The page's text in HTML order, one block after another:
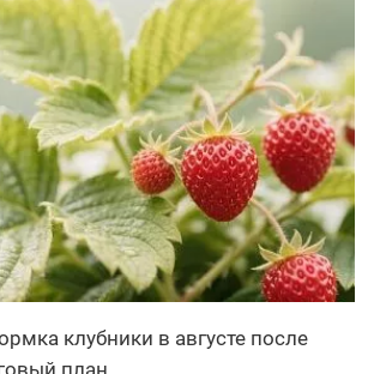
клубники в августе после
план